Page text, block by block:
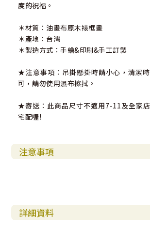
度的祝福。
＊材質：油畫布原木裱框畫
＊產地：台灣
＊製造方式：手繪&印刷&手工訂製
★注意事項：吊掛懸掛時請小心，清潔
可，請勿使用濕布擦拭。
★寄送：此商品尺寸不適用7-11及全家
宅配喔!
注意事項
詳細資料